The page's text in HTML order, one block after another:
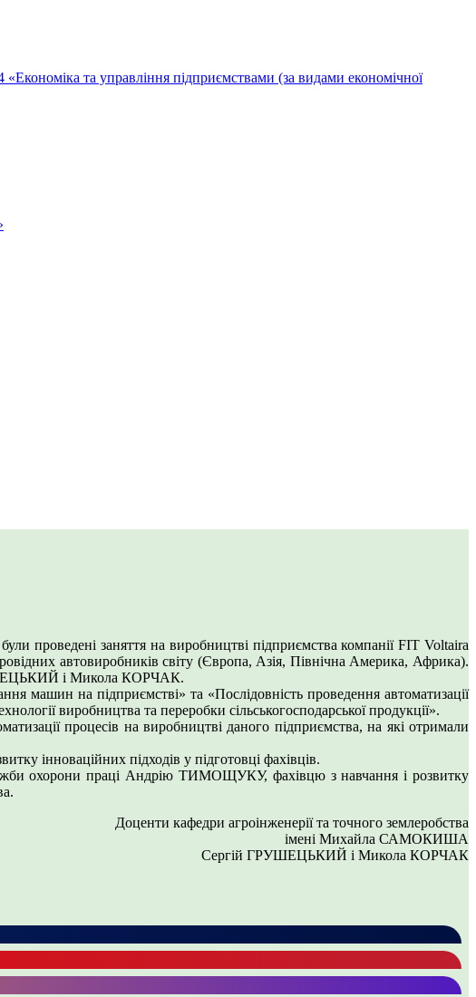
та управління підприємствами (за видами економічної
проведені заняття на виробництві підприємства компанії FIT Voltaira
автовиробників світу (Європа, Азія, Північна Америка, Африка).
і Микола КОРЧАК.
машин на підприємстві» та «Послідовність проведення автоматизації
виробництва та переробки сільськогосподарської продукції».
процесів на виробництві даного підприємства, на які отримали
інноваційних підходів у підготовці фахівців.
охорони праці Андрію ТИМОЩУКУ, фахівцю з навчання і розвитку
Доценти кафедри агроінженерії та точного землеробства
імені Михайла САМОКИША
Сергій ГРУШЕЦЬКИЙ і Микола КОРЧАК